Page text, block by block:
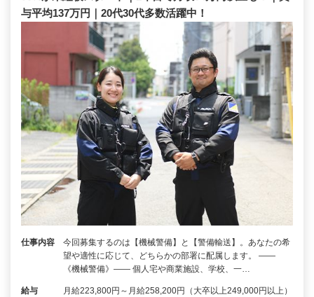
与平均137万円｜20代30代多数活躍中！
仕事内容
今回募集するのは【機械警備】と【警備輸送】。あなたの希
望や適性に応じて、どちらかの部署に配属します。 ――
《機械警備》―― 個人宅や商業施設、学校、一…
給与
月給223,800円～月給258,200円（大卒以上249,000円以上）